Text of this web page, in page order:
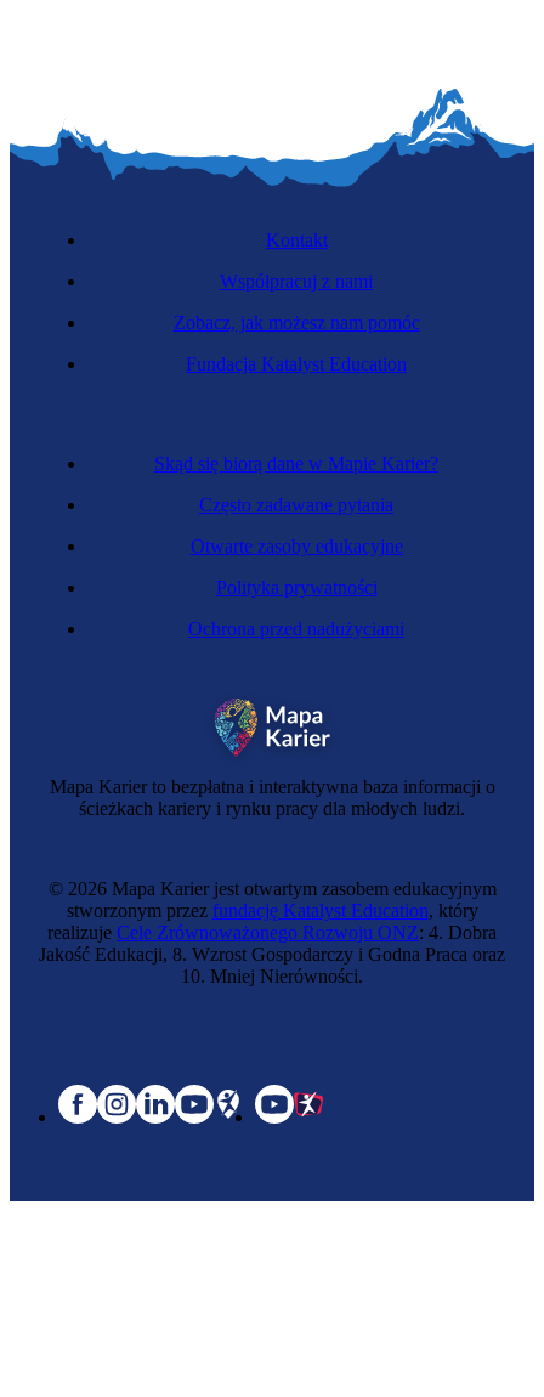
Mapa Karier to bezpłatna i interaktywna baza informacji o
ścieżkach kariery i rynku pracy dla młodych ludzi.
Skąd się biorą dane w Mapie Karier?
Często zadawane pytania
Otwarte zasoby edukacyjne
Polityka prywatności
Ochrona przed nadużyciami
Kontakt
Współpracuj z nami
Zobacz, jak możesz nam pomóc
Fundacja Katalyst Education
© 2026 Mapa Karier jest otwartym zasobem edukacyjnym
stworzonym przez fundację Katalyst Education, który
realizuje Cele Zrównoważonego Rozwoju ONZ: 4. Dobra
Jakość Edukacji, 8. Wzrost Gospodarczy i Godna Praca oraz
10. Mniej Nierówności.